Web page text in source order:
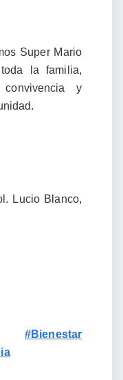
Super Mario
la familia,
y
Lucio Blanco,
#Bienestar